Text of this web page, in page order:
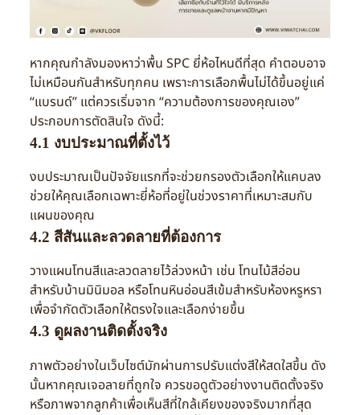
หากคุณกำลังมองหาว่าพื้น SPC ยี่ห้อไหนดีที่สุด คำตอบอาจ
ไม่เหมือนกันสำหรับทุกคน เพราะการเลือกพื้นไม่ได้ขึ้นอยู่แค่
“แบรนด์” แต่ควรเริ่มจาก “ความต้องการของคุณเอง”
ประกอบการตัดสินใจ ดังนี้:
4.1 งบประมาณที่ตั้งไว้
งบประมาณเป็นปัจจัยแรกที่จะช่วยกรองตัวเลือกให้แคบลง
ช่วยให้คุณเลือกเฉพาะยี่ห้อที่อยู่ในช่วงราคาที่เหมาะสมกับ
แผนของคุณ
4.2 สีสันและลวดลายที่ต้องการ
วางแผนโทนสีและลวดลายไว้ล่วงหน้า เช่น โทนไม้สีอ่อน
สำหรับบ้านมินิมอล หรือโทนหินอ่อนสีเข้มสำหรับห้องหรูหรา
เพื่อจำกัดตัวเลือกให้ตรงใจและเลือกง่ายขึ้น
4.3 ดูผลงานติดตั้งจริง
ภาพตัวอย่างในเว็บไซต์มักผ่านการปรับแต่งสีให้สดใสขึ้น ดัง
นั้นหากคุณเจอลายที่ถูกใจ ควรขอดูตัวอย่างงานติดตั้งจริง
หรือภาพจากลูกค้าเพื่อเห็นสีที่ใกล้เคียงของจริงมากที่สุด